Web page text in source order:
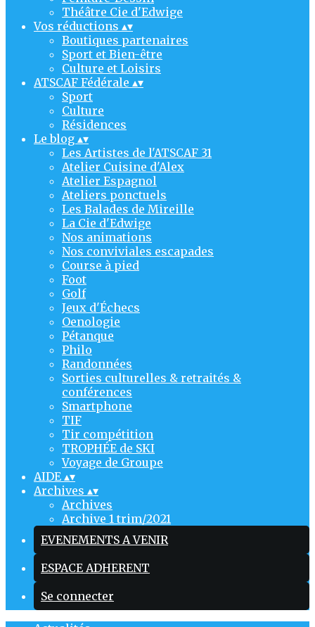
Théâtre Cie d'Edwige
Vos réductions ▴▾
Boutiques partenaires
Sport et Bien-être
Culture et Loisirs
ATSCAF Fédérale ▴▾
Sport
Culture
Résidences
Le blog ▴▾
Les Artistes de l'ATSCAF 31
Atelier Cuisine d'Alex
Atelier Espagnol
Ateliers ponctuels
Les Balades de Mireille
La Cie d'Edwige
Nos animations
Nos conviviales escapades
Course à pied
Foot
Golf
Jeux d'Échecs
Oenologie
Pétanque
Philo
Randonnées
Sorties culturelles & retraités &
conférences
Smartphone
TIF
Tir compétition
TROPHÉE de SKI
Voyage de Groupe
AIDE ▴▾
Archives ▴▾
Archives
Archive 1 trim/2021
EVENEMENTS A VENIR
ESPACE ADHERENT
Se connecter